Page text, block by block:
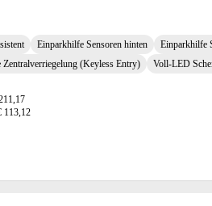
Einparkhilfe Sensoren hinten
Einparkhilfe
Zentralverriegelung (Keyless Entry) Voll-LED
113,12